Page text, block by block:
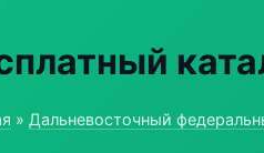
» Дальневосточный